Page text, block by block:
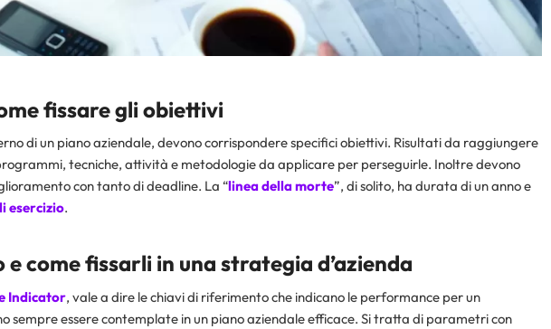
fissare gli obiettivi
di un piano aziendale, devono corrispondere specifici obiettivi. Risultati da raggiungere
tecniche, attività e metodologie da applicare per perseguirle. Inoltre devono
con tanto di deadline. La “linea della morte”, di solito, ha durata di un anno e
esercizio.
e come fissarli in una strategia d’azienda
Indicator, vale a dire le chiavi di riferimento che indicano le performance per un
sempre essere contemplate in un piano aziendale efficace. Si tratta di parametri con